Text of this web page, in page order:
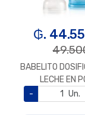
₲.
BABELITO
LECHE EN
-
Un.